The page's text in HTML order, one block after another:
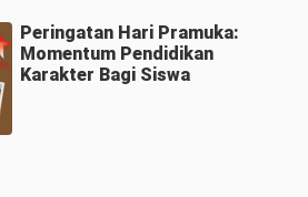
Peringatan Hari Pramuka:
Momentum Pendidikan
Karakter Bagi Siswa